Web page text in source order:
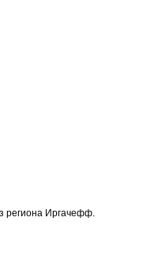
региона Иргачефф.